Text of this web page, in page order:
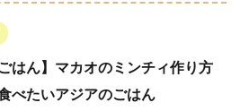
ごはん】マカオのミンチィ作り方
べたいアジアのごはん